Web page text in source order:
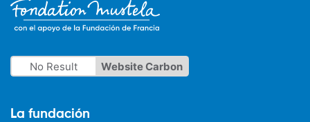
No Result Website Carbon
La fundación